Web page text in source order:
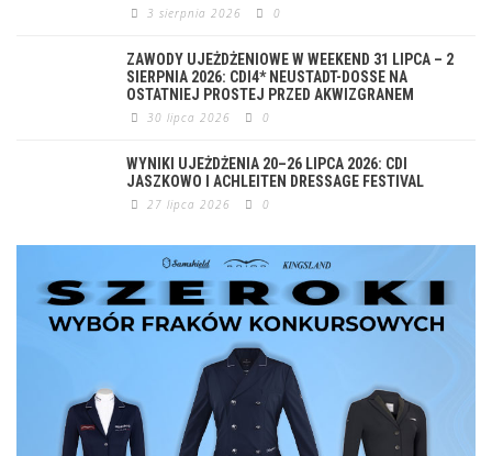
3 sierpnia 2026 0
ZAWODY UJEŻDŻENIOWE W WEEKEND 31 LIPCA – 2
SIERPNIA 2026: CDI4* NEUSTADT-DOSSE NA
OSTATNIEJ PROSTEJ PRZED AKWIZGRANEM
30 lipca 2026 0
WYNIKI UJEŻDŻENIA 20–26 LIPCA 2026: CDI
JASZKOWO I ACHLEITEN DRESSAGE FESTIVAL
27 lipca 2026 0